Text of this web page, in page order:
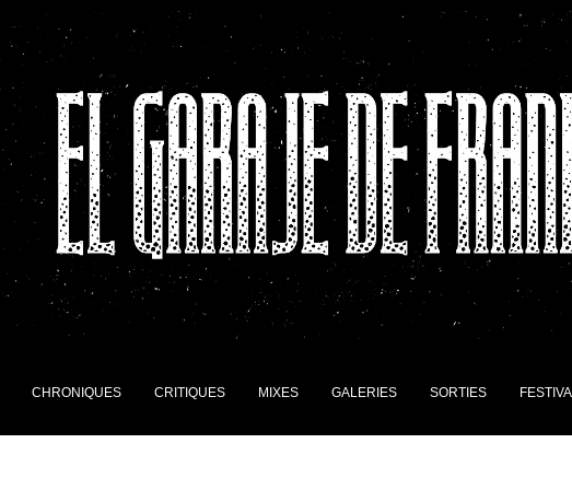
CHRONIQUES CRITIQUES MIXES GALERIES SORTIES